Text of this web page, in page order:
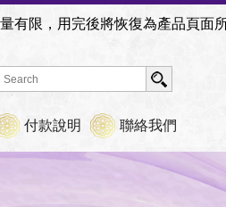
將恢復為產品頁面所示之原版包
付款說明 聯絡我們